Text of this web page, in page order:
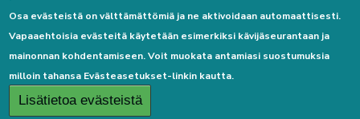
Linkkejä
Osa evästeistä on välttämättömiä ja ne aktivoidaan automaattisesti.
Vapaaehtoisia evästeitä käytetään esimerkiksi kävijäseurantaan ja
mainonnan kohdentamiseen. Voit muokata antamiasi suostumuksia
milloin tahansa Evästeasetukset-linkin kautta.
Lisätietoa evästeistä